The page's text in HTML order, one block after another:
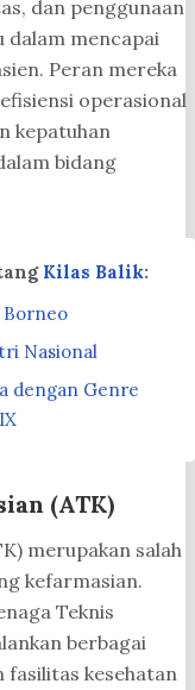
dan penggunaan
dalam mencapai
Peran mereka
operasional
kepatuhan
bidang
Kilas Balik:
Borneo
Nasional
dengan Genre
(ATK)
merupakan salah
kefarmasian.
Teknis
berbagai
fasilitas kesehatan